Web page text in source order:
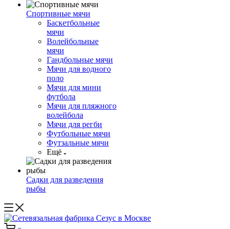
Спортивные мячи
Баскетбольные
мячи
Волейбольные
мячи
Гандбольные мячи
Мячи для водного
поло
Мячи для мини
футбола
Мячи для пляжного
волейбола
Мячи для регби
Футбольные мячи
Футзальные мячи
Ещё
Садки для разведения
рыбы